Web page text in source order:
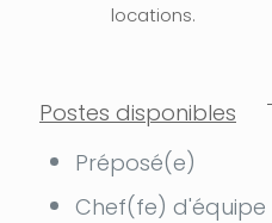
locations.
Postes disponibles
Préposé(e)
Chef(fe) d'équipe